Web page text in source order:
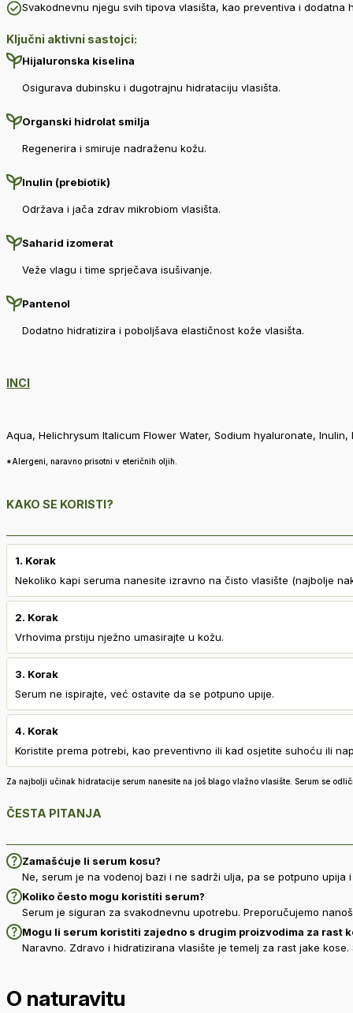
Svakodnevnu njegu svih tipova vlasišta, kao preventiva i dodatna
Ključni aktivni sastojci:
Hijaluronska kiselina
Osigurava dubinsku i dugotrajnu hidrataciju vlasišta.
Organski hidrolat smilja
Regenerira i smiruje nadraženu kožu.
Inulin (prebiotik)
Održava i jača zdrav mikrobiom vlasišta.
Saharid izomerat
Veže vlagu i time sprječava isušivanje.
Pantenol
Dodatno hidratizira i poboljšava elastičnost kože vlasišta.
INCI
Aqua, Helichrysum Italicum Flower Water, Sodium hyaluronate,
*Alergeni, naravno prisotni v eteričnih oljih.
KAKO SE KORISTI?
1. Korak
Nekoliko kapi seruma nanesite izravno na čisto vlasište (najbolje
2. Korak
Vrhovima prstiju nježno umasirajte u kožu.
3. Korak
Serum ne ispirajte, već ostavite da se potpuno upije.
4. Korak
Koristite prema potrebi, kao preventivno ili kad osjetite suhoću ili
Za najbolji učinak hidratacije serum nanesite na još blago vlažno vlasište. Serum se
ČESTA PITANJA
Zamašćuje li serum kosu?
Ne, serum je na vodenoj bazi i ne sadrži ulja, pa se potpuno
Koliko često mogu koristiti serum?
Serum je siguran za svakodnevnu upotrebu. Preporučujemo
Mogu li serum koristiti zajedno s drugim proizvodima za rast
Naravno. Zdravo i hidratizirana vlasište je temelj za rast jake
O naturavitu